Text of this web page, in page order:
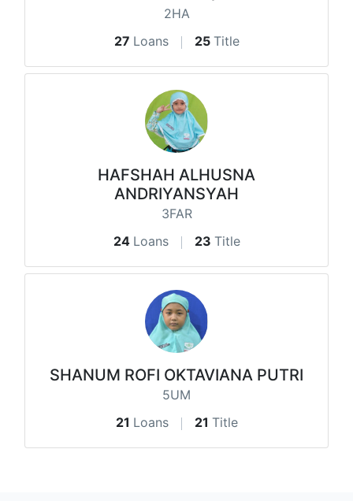
2HA
27 Loans 25 Title
HAFSHAH ALHUSNA
ANDRIYANSYAH
3FAR
24 Loans 23 Title
SHANUM ROFI OKTAVIANA PUTRI
5UM
21 Loans 21 Title